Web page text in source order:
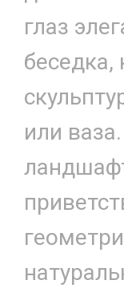
глаз
беседка,
или